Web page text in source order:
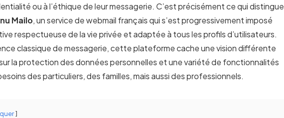
ou à l’éthique de leur messagerie. C’est précisément ce qui distingue
Mailo, un service de webmail français qui s’est progressivement imposé
respectueuse de la vie privée et adaptée à tous les profils d’utilisateurs.
classique de messagerie, cette plateforme cache une vision différente
la protection des données personnelles et une variété de fonctionnalités
des particuliers, des familles, mais aussi des professionnels.